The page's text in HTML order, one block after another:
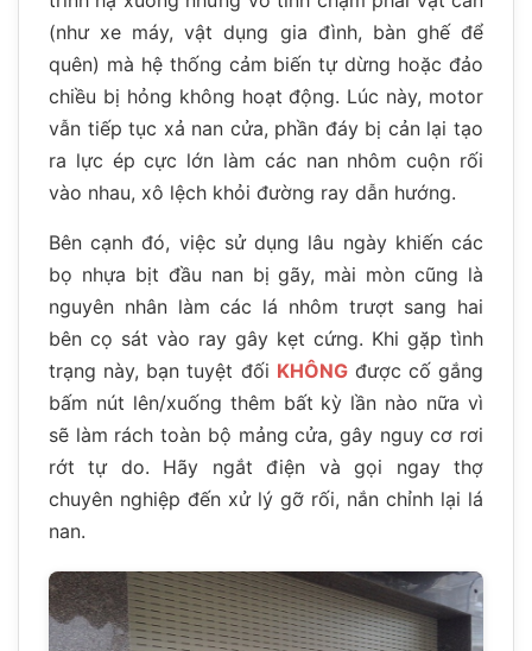
(như xe máy, vật dụng gia đình, bàn ghế để
quên) mà hệ thống cảm biến tự dừng hoặc đảo
chiều bị hỏng không hoạt động. Lúc này, motor
vẫn tiếp tục xả nan cửa, phần đáy bị cản lại tạo
ra lực ép cực lớn làm các nan nhôm cuộn rối
vào nhau, xô lệch khỏi đường ray dẫn hướng.
Bên cạnh đó, việc sử dụng lâu ngày khiến các
bọ nhựa bịt đầu nan bị gãy, mài mòn cũng là
nguyên nhân làm các lá nhôm trượt sang hai
bên cọ sát vào ray gây kẹt cứng. Khi gặp tình
trạng này, bạn tuyệt đối KHÔNGđược cố gắng
bấm nút lên/xuống thêm bất kỳ lần nào nữa vì
sẽ làm rách toàn bộ mảng cửa, gây nguy cơ rơi
rớt tự do. Hãy ngắt điện và gọi ngay thợ
chuyên nghiệp đến xử lý gỡ rối, nắn chỉnh lại lá
nan.